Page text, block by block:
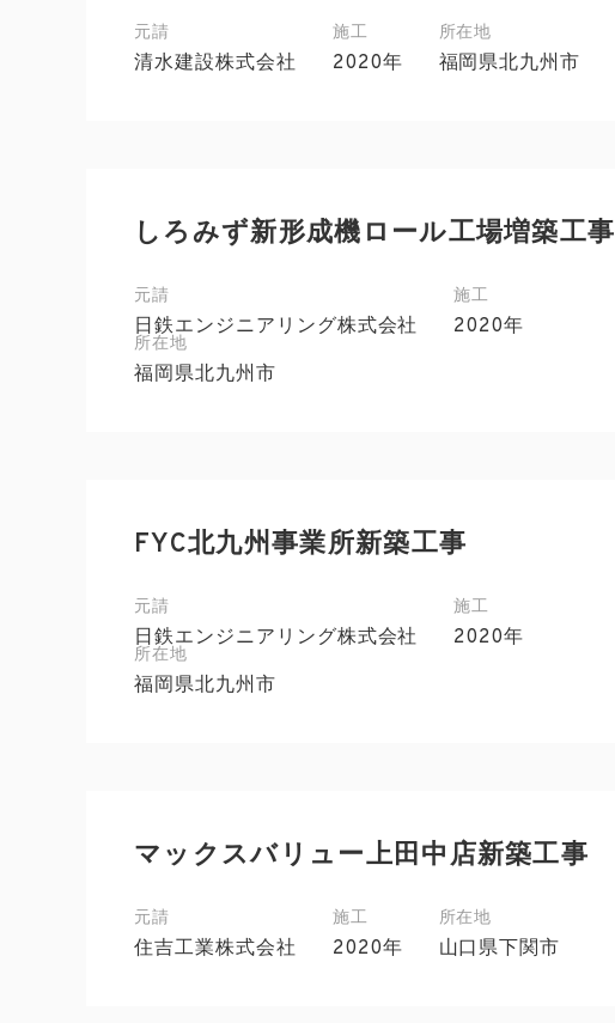
元請
清水建設株式会社
施工
2020年
所在地
福岡県北九州市
しろみず新形成機ロール工場増築工事
元請
日鉄エンジニアリング株式会社
施工
2020年
所在地
福岡県北九州市
FYC北九州事業所新築工事
元請
日鉄エンジニアリング株式会社
施工
2020年
所在地
福岡県北九州市
マックスバリュー上田中店新築工事
元請
住吉工業株式会社
施工
2020年
所在地
山口県下関市